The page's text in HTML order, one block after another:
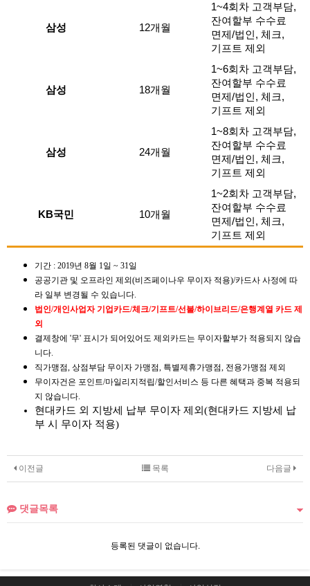
삼성 12개월
1~4회차 고객부담,
잔여할부 수수료
면제/법인, 체크,
기프트 제외
삼성 18개월
1~6회차 고객부담,
잔여할부 수수료
면제/법인, 체크,
기프트 제외
삼성 24개월
1~8회차 고객부담,
잔여할부 수수료
면제/법인, 체크,
기프트 제외
KB국민 10개월
1~2회차 고객부담,
잔여할부 수수료
면제/법인, 체크,
기프트 제외
기간 : 2019년 8월 1일 ~ 31일
공공기관 및 오프라인 제외(비즈페이나우 무이자 적용)/카드사 사정에 따
라 일부 변경될 수 있습니다.
법인/개인사업자 기업카드/체크/기프트/선불/하이브리드/은행계열 카드 제
외
결제창에 '무' 표시가 되어있어도 제외카드는 무이자할부가 적용되지 않습
니다.
직가맹점, 상점부담 무이자 가맹점, 특별제휴가맹점, 전용가맹점 제외
무이자건은 포인트/마일리지적립/할인서비스 등 다른 혜택과 중복 적용되
지 않습니다.
현대카드 외 지방세 납부 무이자 제외(현대카드 지방세 납
부 시 무이자 적용)
이전글 다음글
목록
댓글목록
등록된 댓글이 없습니다.